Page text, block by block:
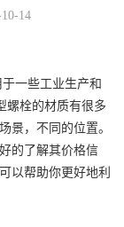
14
一些工业生产和
螺栓的材质有很多
景，不同的位置。
的了解其价格信
以帮助你更好地利